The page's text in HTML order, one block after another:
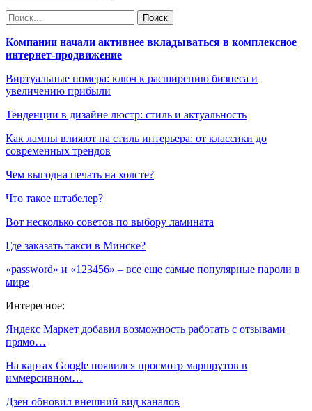
Компании начали активнее вкладываться в комплексное
интернет-продвижение
Виртуальные номера: ключ к расширению бизнеса и
увеличению прибыли
Тенденции в дизайне люстр: стиль и актуальность
Как лампы влияют на стиль интерьера: от классики до
современных трендов
Чем выгодна печать на холсте?
Что такое штабелер?
Вот несколько советов по выбору ламината
Где заказать такси в Минске?
«password» и «123456» – все еще самые популярные пароли в
мире
Интересное:
Яндекс Маркет добавил возможность работать с отзывами
прямо…
На картах Google появился просмотр маршрутов в
иммерсивном…
Дзен обновил внешний вид каналов